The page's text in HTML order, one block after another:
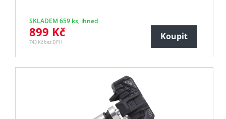
SKLADEM 659 ks, ihned
899 Kč
743 Kč bez DPH
Koupit